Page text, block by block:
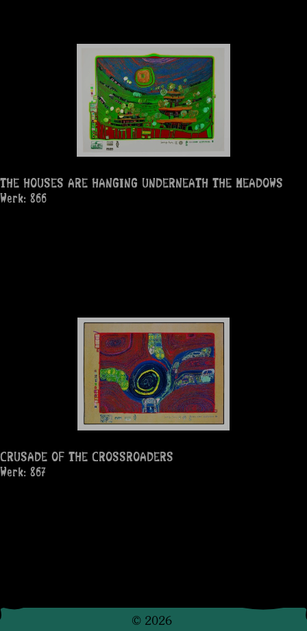
THE HOUSES ARE HANGING UNDERNEATH THE MEADOWS
Werk: 866
CRUSADE OF THE CROSSROADERS
Werk: 867
© 2026